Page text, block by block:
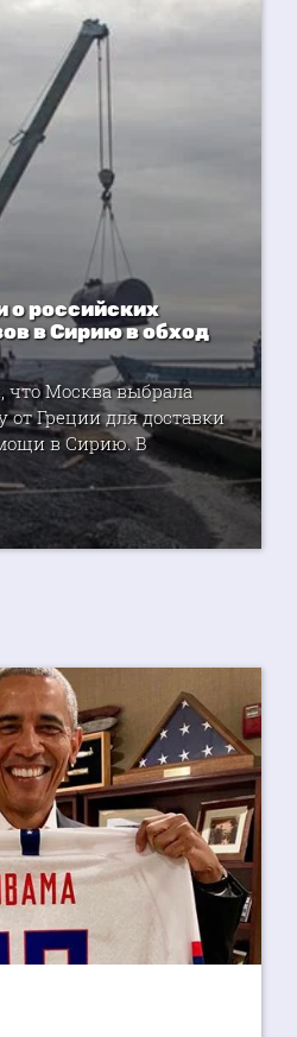
о российских
в Сирию в обход
что Москва выбрала
от Греции для доставки
в Сирию. В